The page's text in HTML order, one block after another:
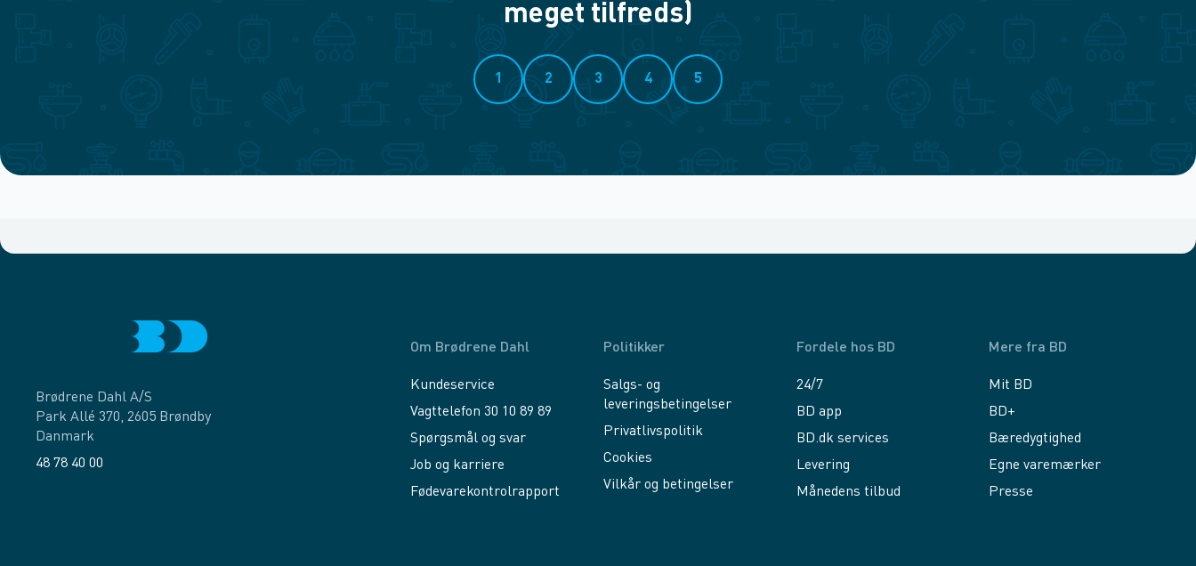
meget tilfreds)
1 2 3 4 5
Brødrene Dahl A/S
Park Allé 370, 2605 Brøndby
Danmark
48 78 40 00
Om Brødrene Dahl
Kundeservice
Vagttelefon 30 10 89 89
Spørgsmål og svar
Job og karriere
Fødevarekontrolrapport
Politikker
Salgs- og
leveringsbetingelser
Privatlivspolitik
Cookies
Vilkår og betingelser
Fordele hos BD
24/7
BD app
BD.dk services
Levering
Månedens tilbud
Mere fra BD
Mit BD
BD+
Bæredygtighed
Egne varemærker
Presse